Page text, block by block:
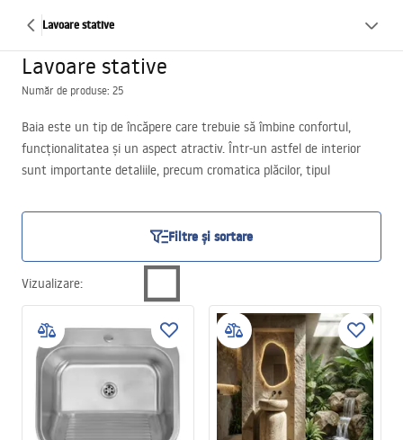
Lavoare stative
Lavoare stative
Număr de produse: 25
Baia este un tip de încăpere care trebuie să îmbine confortul,
funcționalitatea și un aspect atractiv. Într-un astfel de interior
sunt importante detaliile, precum cromatica plăcilor, tipul
echipării oricărei băi este lavoarul, al cărui alegere are o mare
importanță pentru confortul utilizării încăperii. Pe piață sunt
disponibile variante încastrate sau lavoare independente, care
câștigă tot mai multă popularitate.
Filtre și sortare
Vizualizare: